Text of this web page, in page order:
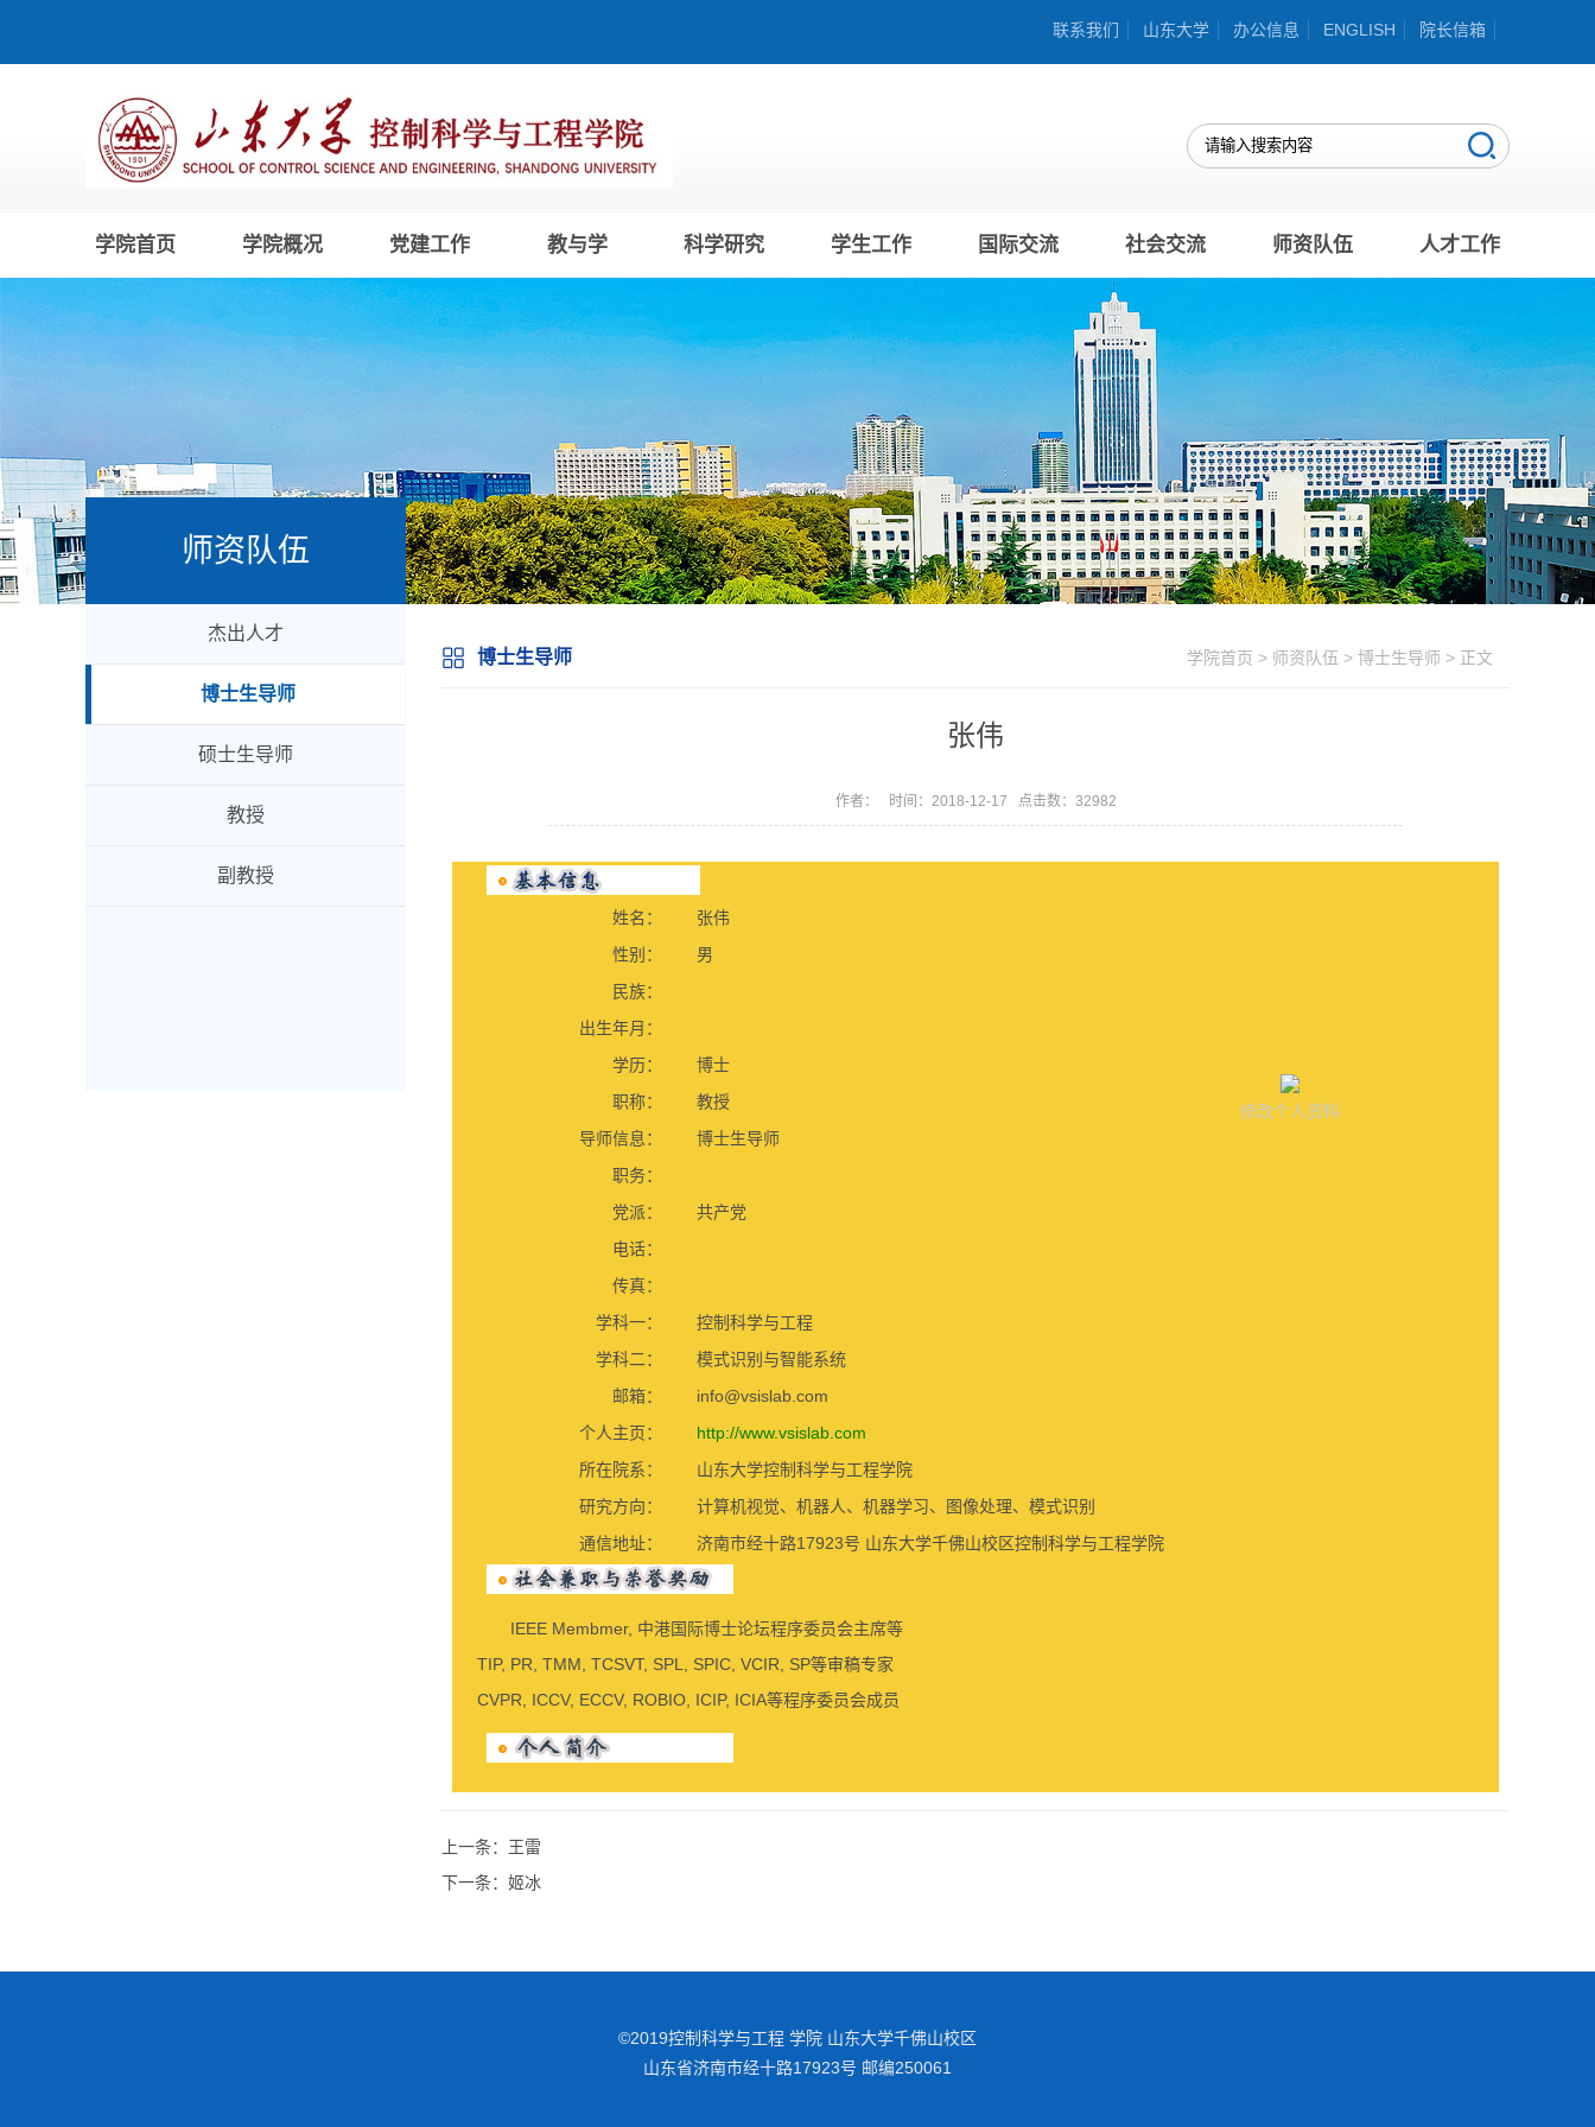
联系我们 山东大学 办公信息 ENGLISH 院长信箱
学院首页 学院概况 党建工作 教与学 科学研究 学生工作 国际交流 社会交流 师资队伍 人才工作
师资队伍
杰出人才
博士生导师
硕士生导师
教授
副教授
博士生导师 学院首页 > 师资队伍 > 博士生导师 > 正文
张伟
作者： 时间：2018-12-17 点击数： 32982
姓名： 张伟
修改个人资料
性别：
男
民族：
出生年月：
学历：
博士
职称：
教授
导师信息：
博士生导师
职务：
党派：
共产党
电话：
传真：
学科一：
控制科学与工程
学科二：
模式识别与智能系统
邮箱：
info@vsislab.com
个人主页：
http://www.vsislab.com
所在院系：
山东大学控制科学与工程学院
研究方向：
计算机视觉、机器人、机器学习、图像处理、模式识别
通信地址：
济南市经十路17923号 山东大学千佛山校区控制科学与工程学院
IEEE Membmer, 中港国际博士论坛程序委员会主席等
TIP, PR, TMM, TCSVT, SPL, SPIC, VCIR, SP等审稿专家
CVPR, ICCV, ECCV, ROBIO, ICIP, ICIA等程序委员会成员
上一条： 王雷
下一条： 姬冰
©2019控制科学与工程 学院 山东大学千佛山校区
山东省济南市经十路17923号 邮编250061